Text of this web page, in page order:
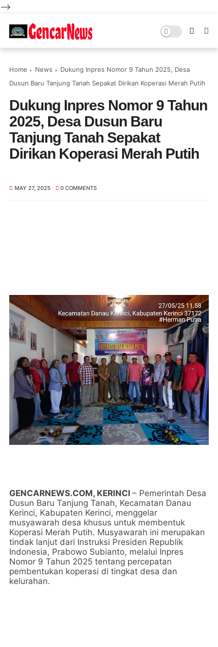
-->
Home News
Dukung Inpres Nomor 9 Tahun 2025, Desa
Dusun Baru Tanjung Tanah Sepakat Dirikan Koperasi Merah Putih
Dukung Inpres Nomor 9 Tahun
2025, Desa Dusun Baru
Tanjung Tanah Sepakat
Dirikan Koperasi Merah Putih
MAY 27, 2025 0 COMMENTS
GENCARNEWS.COM, KERINCI– Pemerintah Desa
Dusun Baru Tanjung Tanah, Kecamatan Danau
Kerinci, Kabupaten Kerinci, menggelar
musyawarah desa khusus untuk membentuk
Koperasi Merah Putih. Musyawarah ini merupakan
tindak lanjut dari Instruksi Presiden Republik
Indonesia, Prabowo Subianto, melalui Inpres
Nomor 9 Tahun 2025 tentang percepatan
pembentukan koperasi di tingkat desa dan
kelurahan.